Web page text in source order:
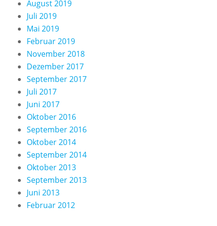
August 2019
Juli 2019
Mai 2019
Februar 2019
November 2018
Dezember 2017
September 2017
Juli 2017
Juni 2017
Oktober 2016
September 2016
Oktober 2014
September 2014
Oktober 2013
September 2013
Juni 2013
Februar 2012